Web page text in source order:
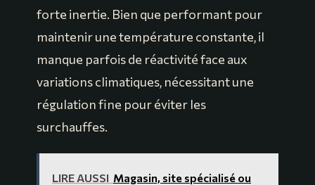
forte inertie. Bien que performant pour
maintenir une température constante, il
manque parfois de réactivité face aux
variations climatiques, nécessitant une
régulation fine pour éviter les
surchauffes.
LIRE AUSSI Magasin, site spécialisé ou